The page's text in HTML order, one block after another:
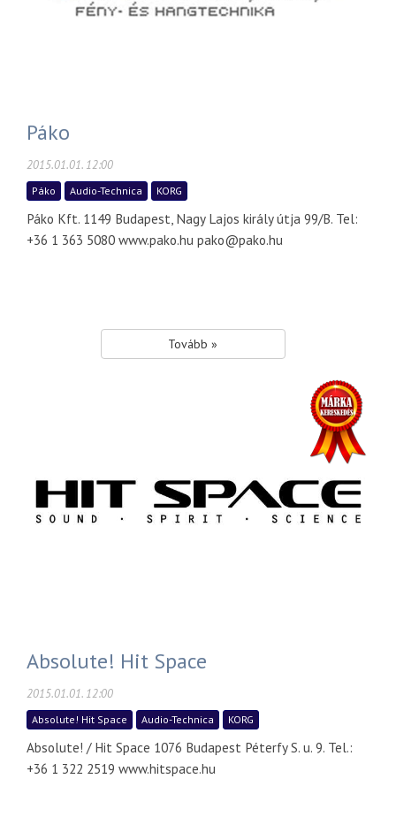
Páko
2015.01.01. 12:00
Páko Audio-Technica KORG
Páko Kft. 1149 Budapest, Nagy Lajos király útja 99/B. Tel:
+36 1 363 5080 www.pako.hu pako@pako.hu
Tovább »
Absolute! Hit Space
2015.01.01. 12:00
Absolute! Hit Space Audio-Technica KORG
Absolute! / Hit Space 1076 Budapest Péterfy S. u. 9. Tel.:
+36 1 322 2519 www.hitspace.hu